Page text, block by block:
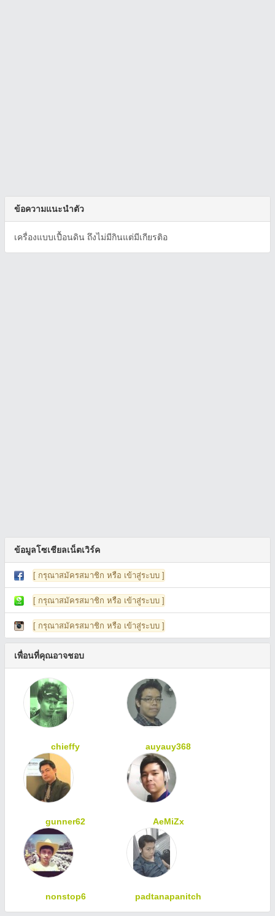
ข้อความแนะนำตัว
เครื่องแบบเปื้อนดิน ถึงไม่มีกินแต่มีเกียรติอ
ข้อมูลโซเชียลเน็ตเวิร์ค
[ กรุณาสมัครสมาชิก หรือ เข้าสู่ระบบ ]
[ กรุณาสมัครสมาชิก หรือ เข้าสู่ระบบ ]
[ กรุณาสมัครสมาชิก หรือ เข้าสู่ระบบ ]
เพื่อนที่คุณอาจชอบ
chieffy auyauy368
gunner62 AeMiZx
nonstop6 padtanapanitch